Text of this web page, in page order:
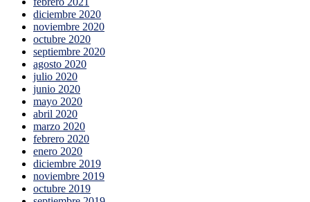
diciembre 2020
noviembre 2020
octubre 2020
septiembre 2020
agosto 2020
julio 2020
junio 2020
mayo 2020
abril 2020
marzo 2020
febrero 2020
enero 2020
diciembre 2019
noviembre 2019
octubre 2019